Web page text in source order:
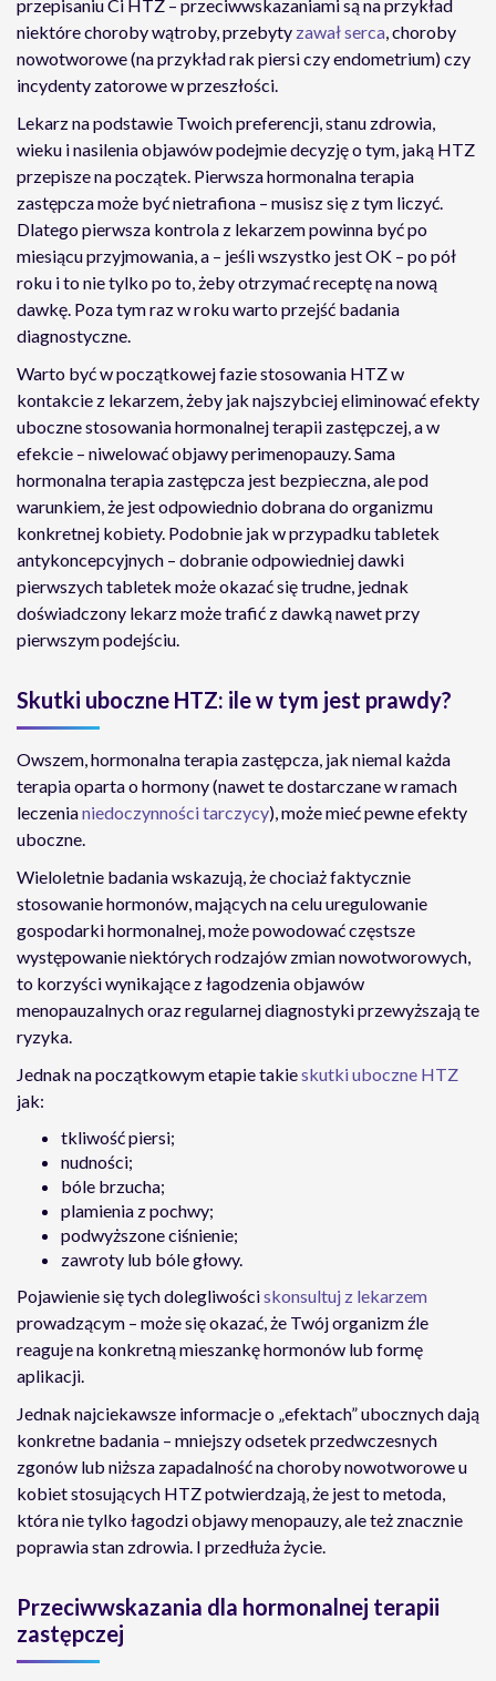
przepisaniu Ci HTZ – przeciwwskazaniami są na przykład
niektóre choroby wątroby, przebyty zawał serca, choroby
nowotworowe (na przykład rak piersi czy endometrium) czy
incydenty zatorowe w przeszłości.
Lekarz na podstawie Twoich preferencji, stanu zdrowia,
wieku i nasilenia objawów podejmie decyzję o tym, jaką HTZ
przepisze na początek. Pierwsza hormonalna terapia
zastępcza może być nietrafiona – musisz się z tym liczyć.
Dlatego pierwsza kontrola z lekarzem powinna być po
miesiącu przyjmowania, a – jeśli wszystko jest OK – po pół
roku i to nie tylko po to, żeby otrzymać receptę na nową
dawkę. Poza tym raz w roku warto przejść badania
diagnostyczne.
Warto być w początkowej fazie stosowania HTZ w
kontakcie z lekarzem, żeby jak najszybciej eliminować efekty
uboczne stosowania hormonalnej terapii zastępczej, a w
efekcie – niwelować objawy perimenopauzy. Sama
hormonalna terapia zastępcza jest bezpieczna, ale pod
warunkiem, że jest odpowiednio dobrana do organizmu
konkretnej kobiety. Podobnie jak w przypadku tabletek
antykoncepcyjnych – dobranie odpowiedniej dawki
pierwszych tabletek może okazać się trudne, jednak
doświadczony lekarz może trafić z dawką nawet przy
pierwszym podejściu.
Skutki uboczne HTZ: ile w tym jest prawdy?
Owszem, hormonalna terapia zastępcza, jak niemal każda
terapia oparta o hormony (nawet te dostarczane w ramach
leczenianiedoczynności tarczycy), może mieć pewne efekty
uboczne.
Wieloletnie badania wskazują, że chociaż faktycznie
stosowanie hormonów, mających na celu uregulowanie
gospodarki hormonalnej, może powodować częstsze
występowanie niektórych rodzajów zmian nowotworowych,
to korzyści wynikające z łagodzenia objawów
menopauzalnych oraz regularnej diagnostyki przewyższają te
ryzyka.
Jednak na początkowym etapie takieskutki uboczne HTZ
jak:
tkliwość piersi;
nudności;
bóle brzucha;
plamienia z pochwy;
podwyższone ciśnienie;
zawroty lub bóle głowy.
Pojawienie się tych dolegliwościskonsultuj z lekarzem
prowadzącym – może się okazać, że Twój organizm źle
reaguje na konkretną mieszankę hormonów lub formę
aplikacji.
Jednak najciekawsze informacje o „efektach” ubocznych dają
konkretne badania – mniejszy odsetek przedwczesnych
zgonów lub niższa zapadalność na choroby nowotworowe u
kobiet stosujących HTZ potwierdzają, że jest to metoda,
która nie tylko łagodzi objawy menopauzy, ale też znacznie
poprawia stan zdrowia. I przedłuża życie.
Przeciwwskazania dla hormonalnej terapii
zastępczej